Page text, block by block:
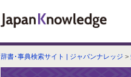
辞書･事典検索サイト | ジャパンナレッジ >